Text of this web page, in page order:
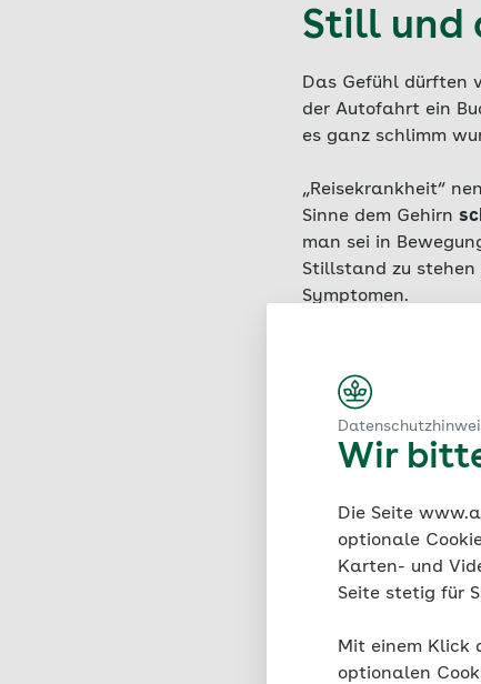
Wir
Die Seite
optionale
Karten- und
Seite stetig für
Mit einem Klick
optionalen
Still und
Das Gefühl dürften
der Autofahrt ein
es ganz schlimm
„Reisekrankheit“
Sinne dem Gehirn
man sei in
Stillstand zu
Symptomen.
Passende